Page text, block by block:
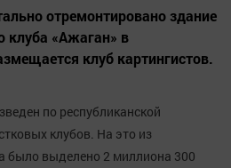
отремонтировано здание
клуба «Ажаган» в
клуб картингистов.
по республиканской
клубов. На это из
было выделено 2 миллиона 300